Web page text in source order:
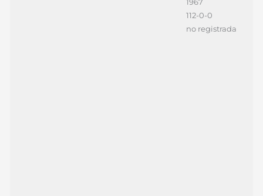
1967
112-0-0
no registrada